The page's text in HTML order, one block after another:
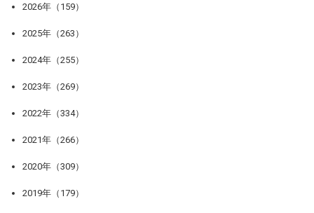
2026年（159）
2025年（263）
2024年（255）
2023年（269）
2022年（334）
2021年（266）
2020年（309）
2019年（179）